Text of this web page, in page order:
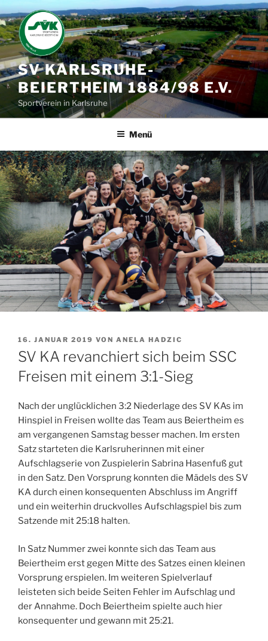
Zum
Inhalt
springen
SV KARLSRUHE-
BEIERTHEIM 1884/98 E.V.
Sportverein in Karlsruhe
Menü
VERÖFFENTLICHT
AM
16. JANUAR 2019 VON ANELA HADZIC
SV KA revanchiert sich beim SSC
Freisen mit einem 3:1-Sieg
Nach der unglücklichen 3:2 Niederlage des SV KAs im
Hinspiel in Freisen wollte das Team aus Beiertheim es
am vergangenen Samstag besser machen. Im ersten
Satz starteten die Karlsruherinnen mit einer
Aufschlagserie von Zuspielerin Sabrina Hasenfuß gut
in den Satz. Den Vorsprung konnten die Mädels des SV
KA durch einen konsequenten Abschluss im Angriff
und ein weiterhin druckvolles Aufschlagspiel bis zum
Satzende mit 25:18 halten.
In Satz Nummer zwei konnte sich das Team aus
Beiertheim erst gegen Mitte des Satzes einen kleinen
Vorsprung erspielen. Im weiteren Spielverlauf
leisteten sich beide Seiten Fehler im Aufschlag und
der Annahme. Doch Beiertheim spielte auch hier
konsequenter und gewann mit 25:21.